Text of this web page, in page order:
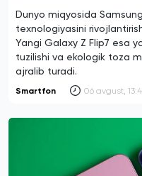
Dunyo miqyosida
texnologiyasini
Yangi Galaxy Z Flip7 esa
tuzilishi va ekologik toza
ajralib turadi.
Smartfon 06 avgust,